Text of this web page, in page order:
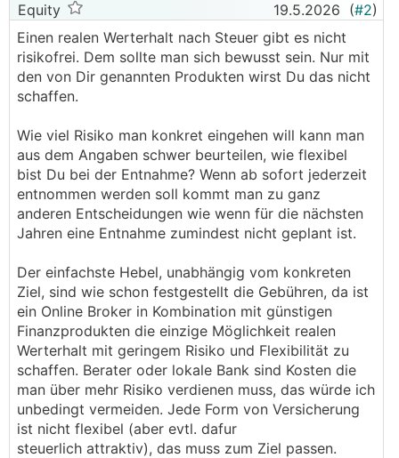
Equity 19.5.2026 (#2)
Einen realen Werterhalt nach Steuer gibt es nicht
risikofrei. Dem sollte man sich bewusst sein. Nur mit
den von Dir genannten Produkten wirst Du das nicht
schaffen.
Wie viel Risiko man konkret eingehen will kann man
aus dem Angaben schwer beurteilen, wie flexibel
bist Du bei der Entnahme? Wenn ab sofort jederzeit
entnommen werden soll kommt man zu ganz
anderen Entscheidungen wie wenn für die nächsten
Jahren eine Entnahme zumindest nicht geplant ist.
Der einfachste Hebel, unabhängig vom konkreten
Ziel, sind wie schon festgestellt die Gebühren, da ist
ein Online Broker in Kombination mit günstigen
Finanzprodukten die einzige Möglichkeit realen
Werterhalt mit geringem Risiko und Flexibilität zu
schaffen. Berater oder lokale Bank sind Kosten die
man über mehr Risiko verdienen muss, das würde ich
unbedingt vermeiden. Jede Form von Versicherung
ist nicht flexibel (aber evtl. dafur
steuerlich attraktiv), das muss zum Ziel passen.